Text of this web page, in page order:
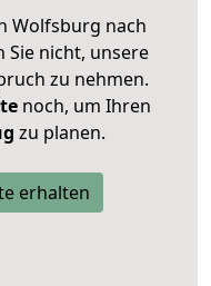
Wolfsburg nach
nicht, unsere
zu nehmen.
noch, um Ihren
zu planen.
erhalten